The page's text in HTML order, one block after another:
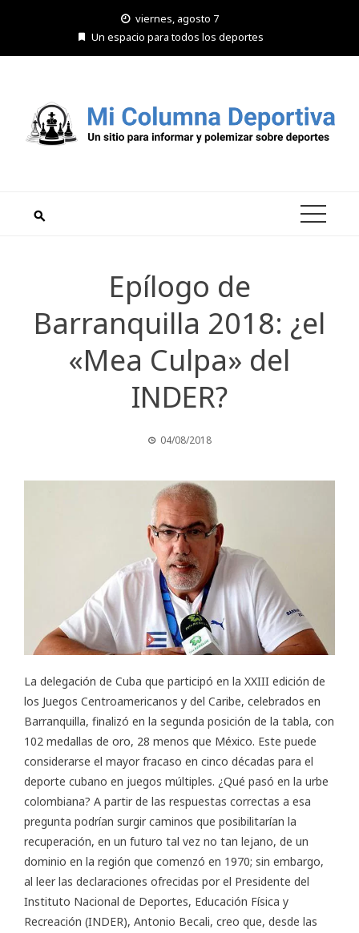
viernes, agosto 7
Un espacio para todos los deportes
Epílogo de
Barranquilla 2018: ¿el
«Mea Culpa» del
INDER?
04/08/2018
La delegación de Cuba que participó en la XXIII edición de
los Juegos Centroamericanos y del Caribe, celebrados en
Barranquilla, finalizó en la segunda posición de la tabla, con
102 medallas de oro, 28 menos que México. Este puede
considerarse el mayor fracaso en cinco décadas para el
deporte cubano en juegos múltiples. ¿Qué pasó en la urbe
colombiana? A partir de las respuestas correctas a esa
pregunta podrían surgir caminos que posibilitarían la
recuperación, en un futuro tal vez no tan lejano, de un
dominio en la región que comenzó en 1970; sin embargo,
al leer las declaraciones ofrecidas por el Presidente del
Instituto Nacional de Deportes, Educación Física y
Recreación (INDER), Antonio Becali, creo que, desde las